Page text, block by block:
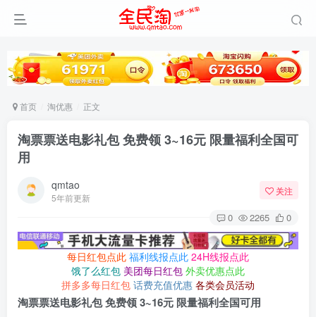
首页 淘优惠 正文
淘票票送电影礼包 免费领 3~16元 限量福利全国可
用
qmtao
5年前更新
关注
0 2265 0
每日红包点此 福利线报点此 24H线报点此
饿了么红包 美团每日红包 外卖优惠点此
拼多多每日红包 话费充值优惠 各类会员活动
淘票票送电影礼包 免费领 3~16元 限量福利全国可用